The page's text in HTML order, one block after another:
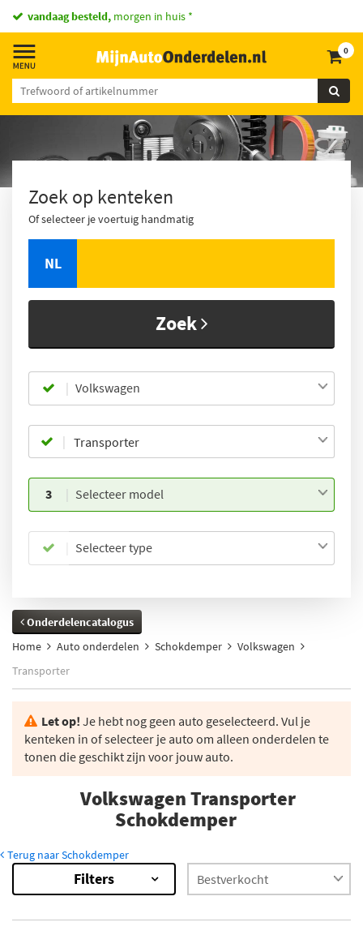
vandaag besteld, morgen in huis *
0
Zoek op kenteken
Of selecteer je voertuig handmatig
NL
Zoek
Volkswagen
3 Selecteer model
Selecteer type
Onderdelencatalogus
Home
Auto onderdelen Schokdemper
Volkswagen
Transporter
Let op! Je hebt nog geen auto geselecteerd. Vul je
kenteken in of selecteer je auto om alleen onderdelen te
tonen die geschikt zijn voor jouw auto.
Volkswagen Transporter
Schokdemper
Terug naar Schokdemper
Resultaten
×
Filters